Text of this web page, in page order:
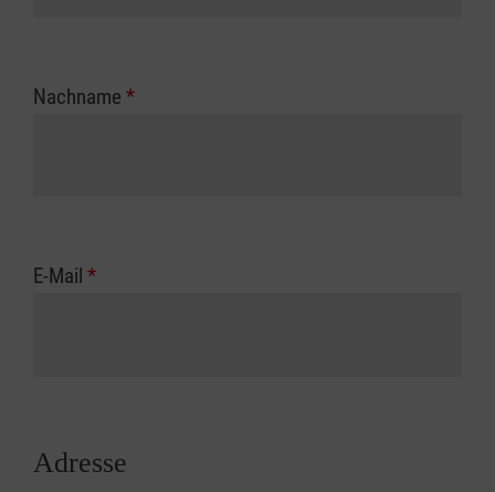
Nachname *
E-Mail *
Adresse